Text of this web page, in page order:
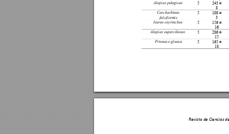
Alopias pelagicus 5
243 ±
8
Carcharhinus
falciformis
5
108 ±
3
Isurus oxyrinchus 5
156 ±
16
Alopias superciliosus 5
286 ±
15
Prionace glauca 5
165 ±
18
Revista de Ciencias